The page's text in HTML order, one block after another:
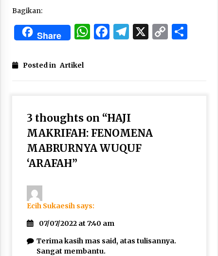
Bagikan:
Share WhatsApp
Facebook
Telegram
X Copy
Posted in Artikel
3 thoughts on “HAJI
MAKRIFAH: FENOMENA
MABRURNYA WUQUF
‘ARAFAH”
Ecih Sukaesih says:
07/07/2022 at 7:40 am
Terima kasih mas said, atas tulisannya.
Sangat membantu.